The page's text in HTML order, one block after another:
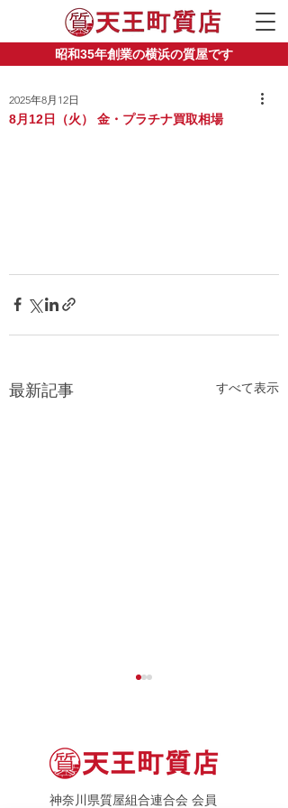
昭和35年創業の横浜の質屋です
8月12日（火） 金・プラチナ買取相場
2025年8月12日
最新記事 すべて表示
神奈川県質屋組合連合会 会員